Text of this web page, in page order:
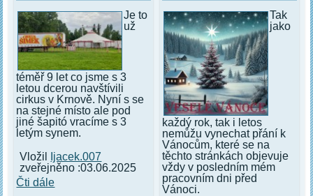
Je to
už
téměř 9 let co jsme s 3
letou dcerou navštívili
cirkus v Krnově. Nyní s se
na stejné místo ale pod
jiné šapitó vracíme s 3
letým synem.
Vložil
Ijacek.007
zveřejněno :03.06.2025
Čti dále
Tak
jako
každý rok, tak i letos
nemůžu vynechat přání k
Vánocům, které se na
těchto stránkách objevuje
vždy v posledním mém
pracovním dni před
Vánoci.